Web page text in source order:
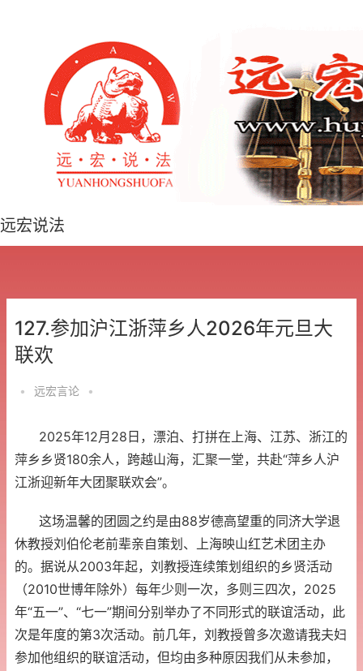
远宏说法
127.参加沪江浙萍乡人2026年元旦大
联欢
• 远宏言论 •
2025年12月28日，漂泊、打拼在上海、江苏、浙江的
萍乡乡贤180余人，跨越山海，汇聚一堂，共赴“萍乡人沪
江浙迎新年大团聚联欢会”。
这场温馨的团圆之约是由88岁德高望重的同济大学退
休教授刘伯伦老前辈亲自策划、上海映山红艺术团主办
的。据说从2003年起，刘教授连续策划组织的乡贤活动
（2010世博年除外）每年少则一次，多则三四次，2025
年“五一”、“七一”期间分别举办了不同形式的联谊活动，此
次是年度的第3次活动。前几年，刘教授曾多次邀请我夫妇
参加他组织的联谊活动，但均由多种原因我们从未参加，